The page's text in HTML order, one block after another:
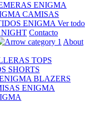
ENIGMA
CAMISAS
ENIGMA Ver todo
Contacto
About
TOPS
SHORTS
BLAZERS
ENIGMA